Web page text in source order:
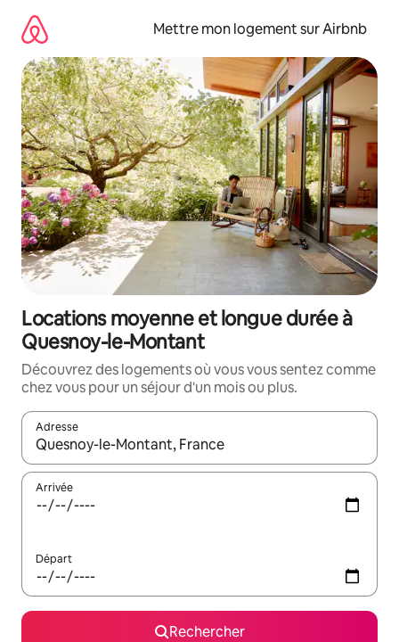
directement
contenu
Mettre mon logement sur Airbnb
Locations moyenne et longue durée à
Quesnoy-le-Montant
Découvrez des logements où vous vous sentez comme
chez vous pour un séjour d'un mois ou plus.
Adresse
Lorsque les résultats s'affichent, utilisez les flèches vers le
Arrivée
Départ
Rechercher